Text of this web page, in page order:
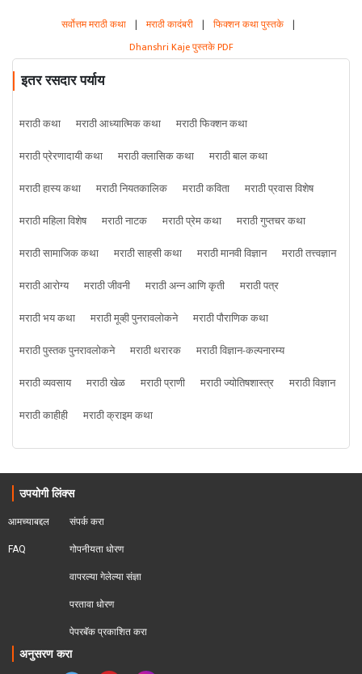
सर्वोत्तम मराठी कथा | मराठी कादंबरी | फिक्शन कथा पुस्तके |
Dhanshri Kaje पुस्तके PDF
इतर रसदार पर्याय
मराठी कथा मराठी आध्यात्मिक कथा
मराठी फिक्शन कथा
मराठी प्रेरणादायी कथा
मराठी क्लासिक कथा
मराठी बाल कथा
मराठी हास्य कथा
मराठी नियतकालिक मराठी कविता
मराठी प्रवास विशेष
मराठी महिला विशेष
मराठी नाटक मराठी प्रेम कथा
मराठी गुप्तचर कथा
मराठी सामाजिक कथा
मराठी साहसी कथा मराठी मानवी विज्ञान
मराठी तत्त्वज्ञान
मराठी आरोग्य
मराठी जीवनी मराठी अन्न आणि कृती
मराठी पत्र
मराठी भय कथा
मराठी मूव्ही पुनरावलोकने
मराठी पौराणिक कथा
मराठी पुस्तक पुनरावलोकने
मराठी थरारक
मराठी विज्ञान-कल्पनारम्य
मराठी व्यवसाय
मराठी खेळ मराठी प्राणी मराठी ज्योतिषशास्त्र
मराठी विज्ञान
मराठी काहीही
मराठी क्राइम कथा
उपयोगी लिंक्स
आमच्याबद्दल
FAQ
संपर्क करा
गोपनीयता धोरण
वापरल्या गेलेल्या संज्ञा
परतावा धोरण
पेपरबॅक प्रकाशित करा
अनुसरण करा